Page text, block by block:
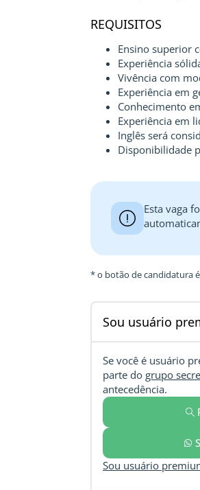
REQUISITOS
Ensino superior
Experiência
Vivência com
Experiência em
Conhecimento
Experiência em
Inglês será
Disponibilidade
Esta vaga
* o botão de candidatura
Sou usuário
Se você é usuário
parte do grupo
antecedência.
Sou usuário